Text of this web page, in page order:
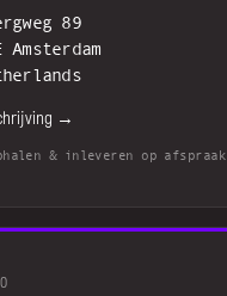
89
Amsterdam
→
& inleveren op afspraak